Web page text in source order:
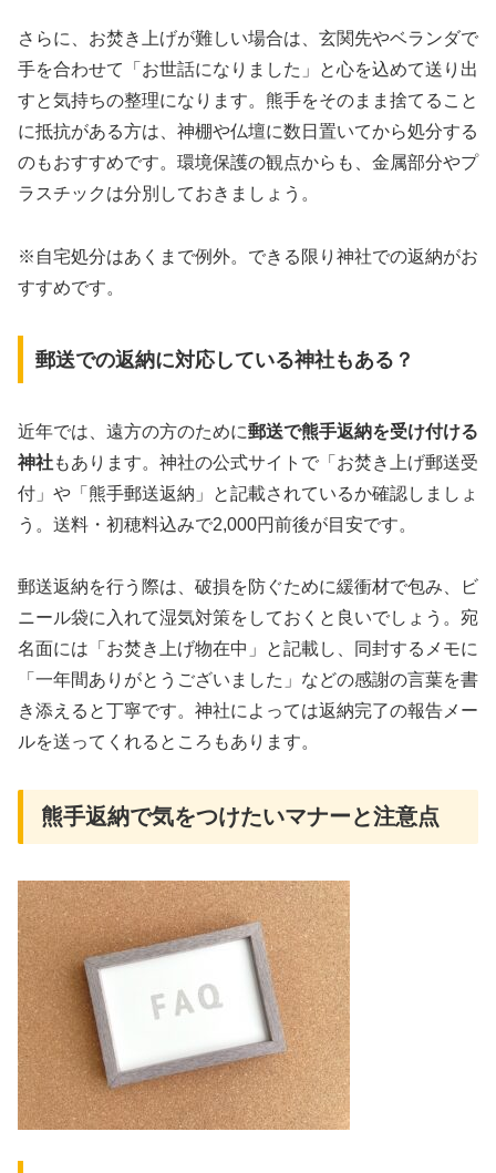
さらに、お焚き上げが難しい場合は、玄関先やベランダで
手を合わせて「お世話になりました」と心を込めて送り出
すと気持ちの整理になります。熊手をそのまま捨てること
に抵抗がある方は、神棚や仏壇に数日置いてから処分する
のもおすすめです。環境保護の観点からも、金属部分やプ
ラスチックは分別しておきましょう。
※自宅処分はあくまで例外。できる限り神社での返納がお
すすめです。
郵送での返納に対応している神社もある？
近年では、遠方の方のために郵送で熊手返納を受け付ける
神社もあります。神社の公式サイトで「お焚き上げ郵送受
付」や「熊手郵送返納」と記載されているか確認しましょ
う。送料・初穂料込みで2,000円前後が目安です。
郵送返納を行う際は、破損を防ぐために緩衝材で包み、ビ
ニール袋に入れて湿気対策をしておくと良いでしょう。宛
名面には「お焚き上げ物在中」と記載し、同封するメモに
「一年間ありがとうございました」などの感謝の言葉を書
き添えると丁寧です。神社によっては返納完了の報告メー
ルを送ってくれるところもあります。
熊手返納で気をつけたいマナーと注意点